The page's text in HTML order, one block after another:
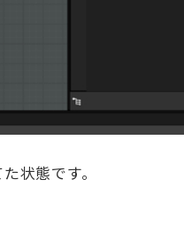
状態です。